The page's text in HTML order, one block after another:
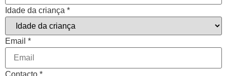
Idade da criança *
Email *